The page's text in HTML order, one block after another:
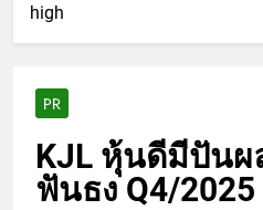
high
PR
KJL หุ้นดีมีปันผ
ฟันธง Q4/2025